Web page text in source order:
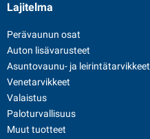
Lajitelma
Perävaunun osat
Auton lisävarusteet
Asuntovaunu- ja leirintätarvikkeet
Venetarvikkeet
Valaistus
Paloturvallisuus
Muut tuotteet